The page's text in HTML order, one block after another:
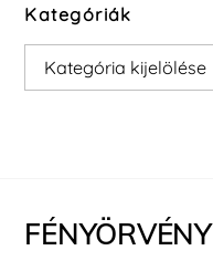
Kategóriák
Kategóriák
FÉNYÖRVÉNY